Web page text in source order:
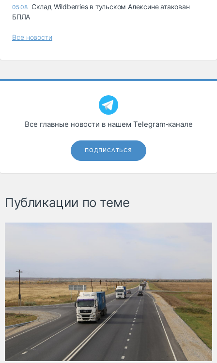
05.08 Склад Wildberries в тульском Алексине атакован
БПЛА
Все новости
Все главные новости в нашем Telegram‑канале
ПОДПИСАТЬСЯ
Публикации по теме